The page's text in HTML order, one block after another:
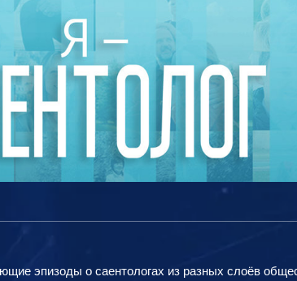
эпизоды о саентологах из разных слоёв